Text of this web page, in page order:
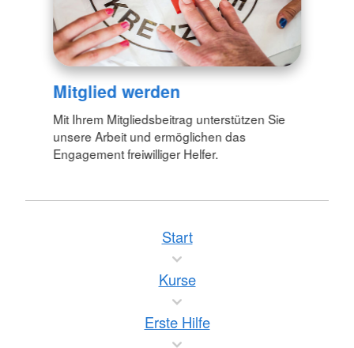
Mitglied werden
Mit Ihrem Mitgliedsbeitrag unterstützen Sie
unsere Arbeit und ermöglichen das
Engagement freiwilliger Helfer.
Start
Kurse
Erste Hilfe